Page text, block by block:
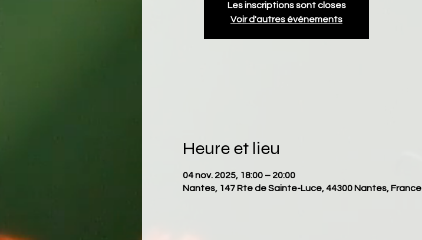
Les inscriptions sont closes
Voir d'autres événements
Heure et lieu
04 nov. 2025, 18:00 – 20:00
Nantes, 147 Rte de Sainte-Luce, 44300 Nantes, France